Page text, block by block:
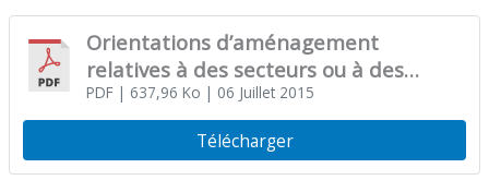
Orientations d’aménagement
relatives à des secteurs ou à des
quartiers
PDF| 637,96 Ko | 06 Juillet 2015
Télécharger